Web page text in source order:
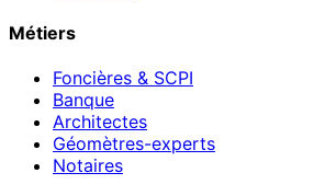
Métiers
Foncières & SCPI
Banque
Architectes
Géomètres-experts
Notaires